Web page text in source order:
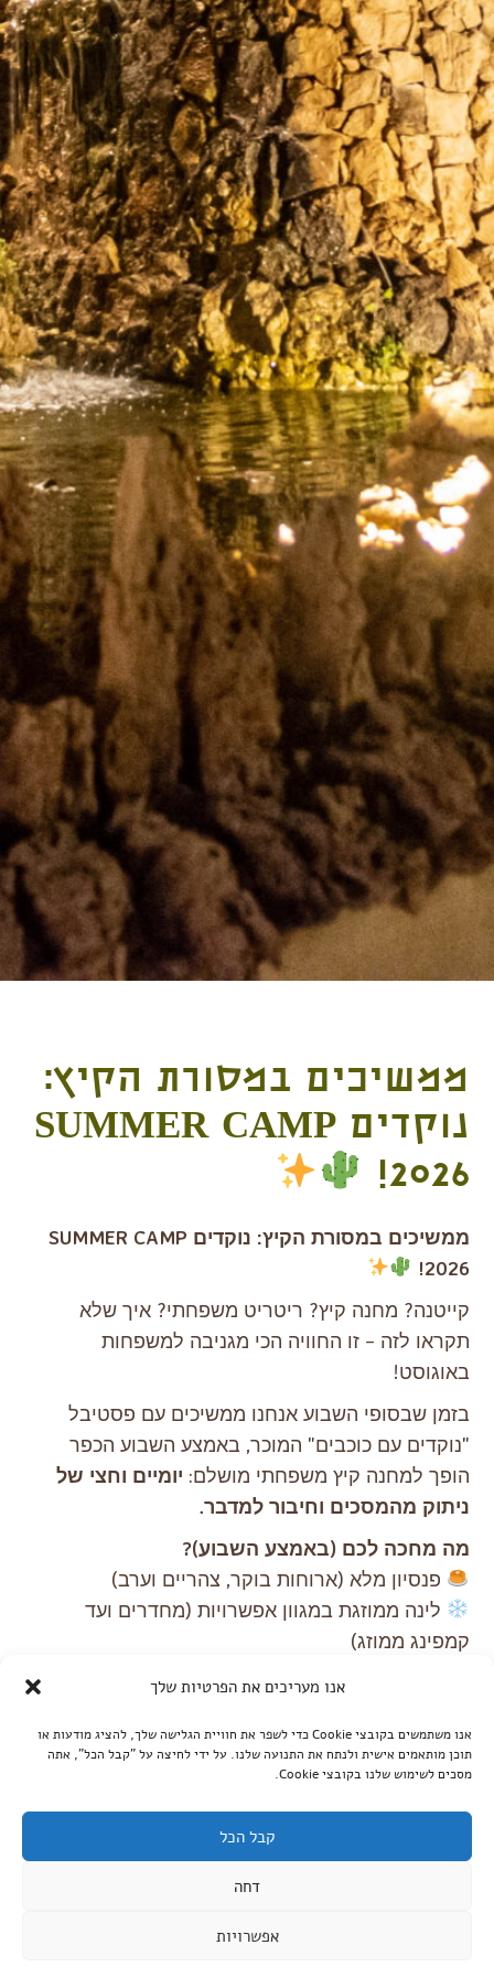
אנו מעריכים את הפרטיות שלך
אנו משתמשים בקובצי Cookie כדי לשפר את חוויית הגלישה שלך, להציג מודעות או
תוכן מותאמים אישית ולנתח את התנועה שלנו. על ידי לחיצה על "קבל הכל", אתה
מסכים לשימוש שלנו בקובצי Cookie.
קבל הכל
דחה
אפשרויות
ממשיכים במסורת הקיץ:
נוקדים SUMMER CAMP
2026!
ממשיכים במסורת הקיץ: נוקדים SUMMER CAMP
2026!
קייטנה? מחנה קיץ? ריטריט משפחתי? איך שלא
תקראו לזה – זו החוויה הכי מגניבה למשפחות
באוגוסט!
בזמן שבסופי השבוע אנחנו ממשיכים עם פסטיבל
"נוקדים עם כוכבים" המוכר, באמצע השבוע הכפר
הופך למחנה קיץ משפחתי מושלם: יומיים וחצי של
ניתוק מהמסכים וחיבור למדבר.
מה מחכה לכם (באמצע השבוע)?
פנסיון מלא (ארוחות בוקר, צהריים וערב)
לינה ממוזגת במגוון אפשרויות (מחדרים ועד
קמפינג ממוזג)
לילדים, סאונה ואמבטיות קרח להורים, וכמובן –
תצפיות כוכבים קסומות!
9-27 לאוגוסט | מחזורי אמצע שבוע (א'-ג' / ג'-ה')
מספר המקומות מוגבל!
לחצו כאן לפרטים מלאים ושריון מקום